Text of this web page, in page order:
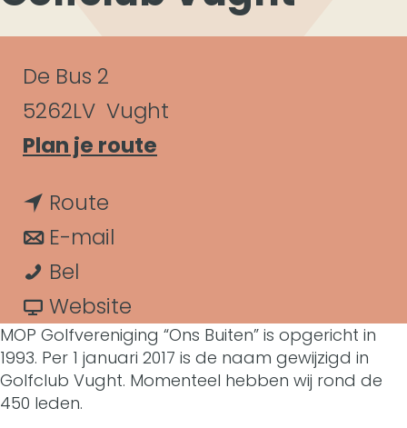
C
o
n
t
a
c
t
De Bus 2
5262LV Vught
Plan je route
o
l
f
Route
a
r
G
o
E-mail
a
r
G
Bel
o
l
f
c
Website
a
n
MOP Golfvereniging “Ons Buiten” is opgericht in
1993. Per 1 januari 2017 is de naam gewijzigd in
Golfclub Vught. Momenteel hebben wij rond de
450 leden.